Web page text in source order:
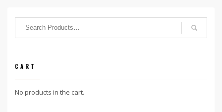
CART
No products in the cart.